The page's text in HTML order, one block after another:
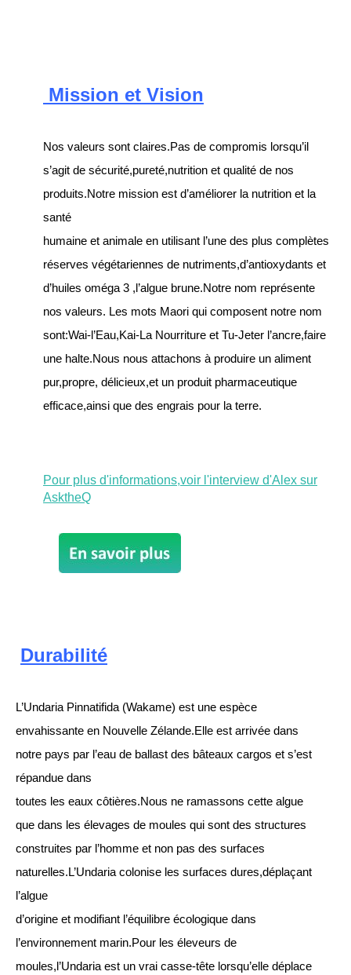
Mission et Vision
Nos valeurs sont claires.Pas de compromis lorsqu’il
s’agit de sécurité,pureté,nutrition et qualité de nos
produits.Notre mission est d’améliorer la nutrition et la
santé
humaine et animale en utilisant l’une des plus complètes
réserves végétariennes de nutriments,d’antioxydants et
d’huiles oméga 3 ,l’algue brune.Notre nom représente
nos valeurs. Les mots Maori qui composent notre nom
sont:Wai-l’Eau,Kai-La Nourriture et Tu-Jeter l’ancre,faire
une halte.Nous nous attachons à produire un aliment
pur,propre, délicieux,et un produit pharmaceutique
efficace,ainsi que des engrais pour la terre.
Pour plus d'informations,voir l'interview d'Alex sur
AsktheQ
Durabilité
L’Undaria Pinnatifida (Wakame) est une espèce
envahissante en Nouvelle Zélande.Elle est arrivée dans
notre pays par l’eau de ballast des bâteaux cargos et s’est
répandue dans
toutes les eaux côtières.Nous ne ramassons cette algue
que dans les élevages de moules qui sont des structures
construites par l’homme et non pas des surfaces
naturelles.L’Undaria colonise les surfaces dures,déplaçant
l’algue
d’origine et modifiant l’équilibre écologique dans
l’environnement marin.Pour les éleveurs de
moules,l’Undaria est un vrai casse-tête lorsqu’elle déplace